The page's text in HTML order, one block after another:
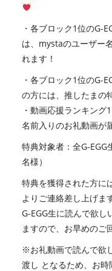
・各ブロック1位のG-
は、mystaのユーザー
れます！
・各ブロック1位のG-
の方には、推したまの
・動画応援ランキング
名前入りのお礼動画が
特典対象者：全G-
名様）
特典を獲得された方に
よりご連絡差し上げます
G-EGG生に読んで欲し
ますので、お早めのご
※お礼動画で読んで欲
渡し となるため、お